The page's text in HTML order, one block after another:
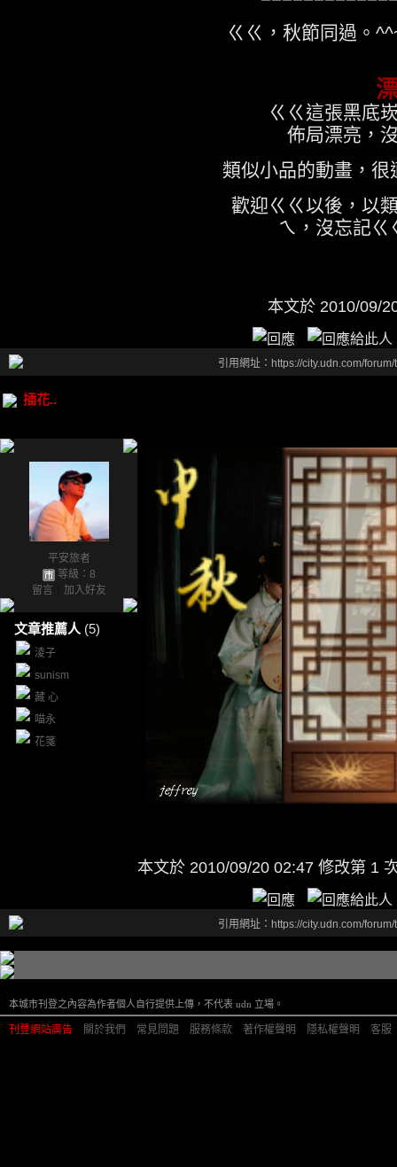
ㄍㄍ，秋節同過。
ㄍㄍ這張黑底
佈局漂亮，
類似小品的動畫，
歡迎ㄍㄍ以後，以
ㄟ，沒忘記ㄍ
本文於 2010/09/
引用網址：https://city.udn.com/
插花..
平安旅者
等級：8
留言
加入好友
文章推薦人 (5)
淩子
sunism
藏 心
喵永
花箋
本文於 2010/09/20 02:47 修改第 1
引用網址：https://city.udn.com/
本城市刊登之內容為作者個人自行提供上傳，不代表 udn 立場。
刊登網站廣告 關於我們 常見問題 服務條款 著作權聲明 隱私權聲明 客服